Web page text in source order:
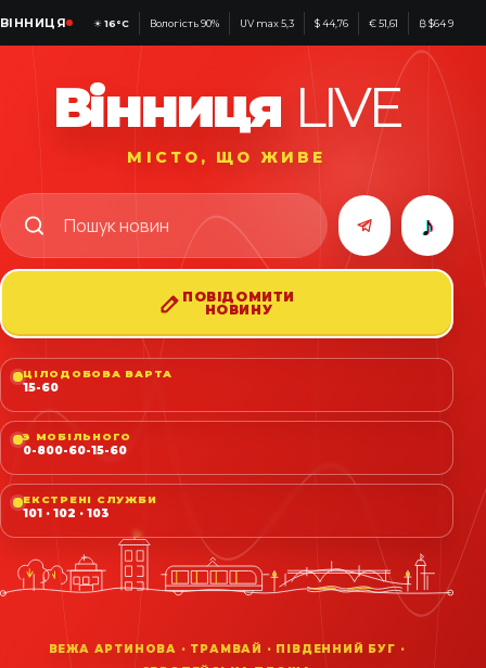
ВІННИЦЯ ☀16°C Вологість 90% UV max 5,3 $ 44,76 € 51,61 ₿ $64 964
Вінниця LIVE
МІСТО, ЩО ЖИВЕ
♪
ПОВІДОМИТИ
НОВИНУ
ЦІЛОДОБОВА ВАРТА
15-60
З МОБІЛЬНОГО
0-800-60-15-60
ЕКСТРЕНІ СЛУЖБИ
101 · 102 · 103